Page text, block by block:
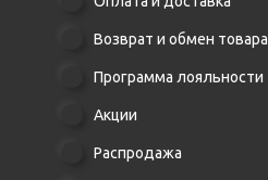
Возврат и обмен товара
Программа лояльности
Акции
Распродажа